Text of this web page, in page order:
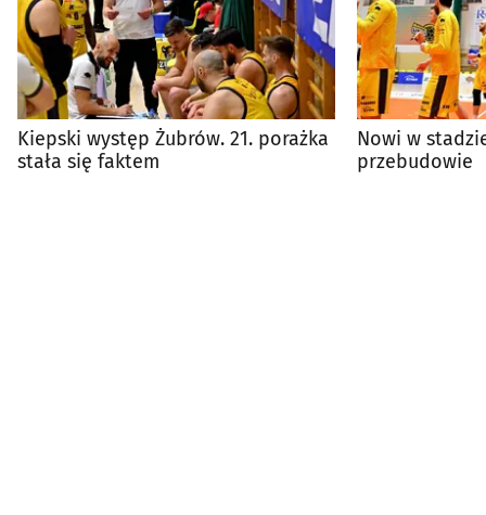
Kiepski występ Żubrów. 21. porażka
stała się faktem
Nowi w
przebudowie